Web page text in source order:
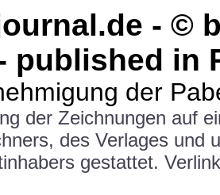
- ©
published in
der
der Zeichnungen auf
des Verlages und
gestattet.